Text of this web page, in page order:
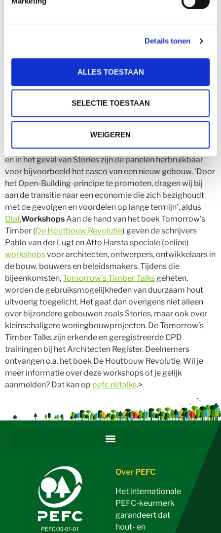
Details tonen
ALLES TOESTAAN
SELECTIE TOESTAAN
WEIGEREN
gebied van engineering nog veel doorontwikkeld. Bij de
Herbruikbaar en met PEFC-
-opslag en draagt het bij aan de
biodiversiteit van de omgeving. Het project slaat een
grote hoeveelheid CO 2op en door met minder beton te
2
De keuze voor PEFC-gecertificeerd hout was cruciaal en
vormde een onderdeel van het Programma van Eisen van
de architect en bouwgroep. Tevens is hout herbruikbaar
en in het geval van Stories zijn de panelen herbruikbaar
voor bijvoorbeeld het casco van een nieuw gebouw. ‘Door
het Open-Building-principe te promoten, dragen wij bij
aan de transitie naar een economie die zich bezighoudt
met de gevolgen en voordelen op lange termijn’, aldus
Olaf.WorkshopsAan de hand van het boek Tomorrow’s
Timber (De Houtbouw Revolutie) geven de schrijvers
Pablo van der Lugt en Atto Harsta speciale (online)
workshopsvoor architecten, ontwerpers, ontwikkelaars in
de bouw, bouwers en beleidsmakers. Tijdens die
bijeenkomsten,Tomorrow’s Timber Talksgeheten,
worden de gebruiksmogelijkheden van duurzaam hout
uitvoerig toegelicht. Het gaat dan overigens niet alleen
over bijzondere gebouwen zoals Stories, maar ook over
kleinschaligere woningbouwprojecten. De Tomorrow’s
Timber Talks zijn erkende en geregistreerde CPD
trainingen bij het Architecten Register. Deelnemers
ontvangen o.a. het boek De Houtbouw Revolutie. Wil je
meer informatie over deze workshops of je gelijk
aanmelden? Dat kan op pefc.nl/talks.>
Over PEFC
Het internationale
PEFC-keurmerk
garandeert dat
hout- en